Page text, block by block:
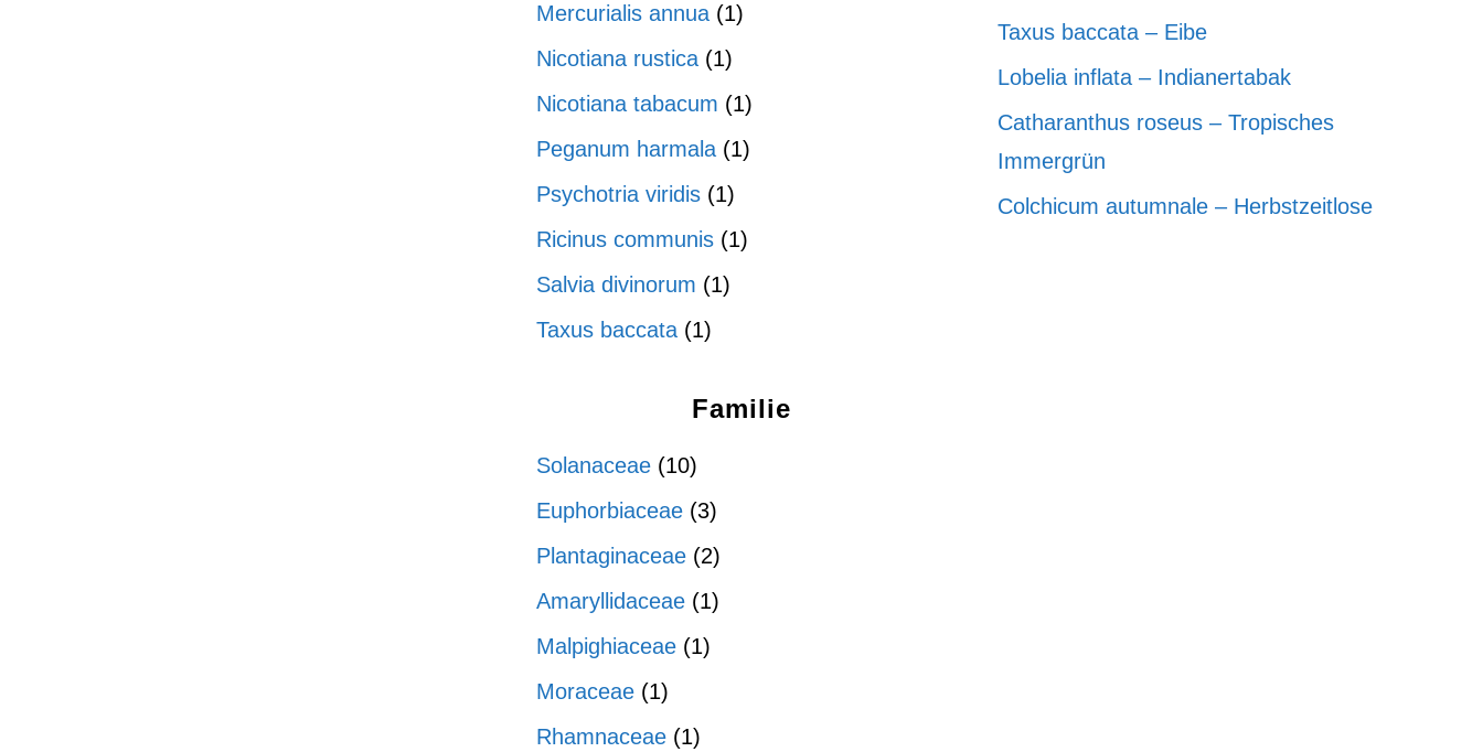
Mercurialis annua (1)
Nicotiana rustica (1)
Nicotiana tabacum (1)
Peganum harmala (1)
Psychotria viridis (1)
Ricinus communis (1)
Salvia divinorum (1)
Taxus baccata (1)
Familie
Solanaceae (10)
Euphorbiaceae (3)
Plantaginaceae (2)
Amaryllidaceae (1)
Malpighiaceae (1)
Moraceae (1)
Rhamnaceae (1)
Taxus baccata – Eibe
Lobelia inflata – Indianertabak
Catharanthus roseus – Tropisches
Immergrün
Colchicum autumnale – Herbstzeitlose